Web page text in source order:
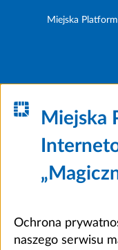
Miejska
Miejska
Ochrona
naszego serwisu